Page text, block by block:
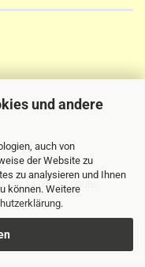
und andere
auch von
der Website zu
zu analysieren und Ihnen
können. Weitere
.
14.00 - 18.00Uhr